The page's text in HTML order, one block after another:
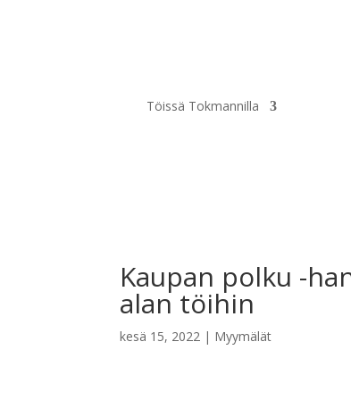
Töissä Tokmannilla
Kaupan polku -
alan töihin
kesä 15, 2022 | Myymälät